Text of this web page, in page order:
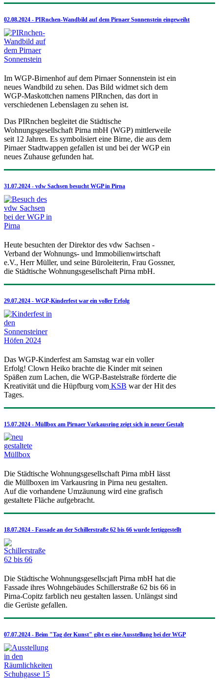
02.08.2024 - PIRnchen-Wandbild auf dem Pirnaer Sonnenstein eingeweiht
Im WGP-Birnenhof auf dem Pirnaer Sonnenstein ist ein
neues Wandbild zu sehen. Das Bild widmet sich dem
WGP-Maskottchen namens PIRnchen, das dort in
verschiedenen Lebenslagen zu sehen ist.
Das PIRnchen begleitet die Städtische
Wohnungsgesellschaft Pirna mbH (WGP) mittlerweile
seit 12 Jahren. Es symbolisiert eine Birne, die aus dem
Pirnaer Stadtwappen gefallen ist und bei der WGP ein
neues Zuhause gefunden hat.
31.07.2024 - vdw Sachsen besucht WGP in Pirna
Heute besuchten der Direktor des vdw Sachsen -
Verband der Wohnungs- und Immobilienwirtschaft
e.V., Herr Müller, und seine Büroleiterin, Frau Gossner,
die Städtische Wohnungsgesellschaft Pirna mbH.
29.07.2024 - WGP-Kinderfest war ein voller Erfolg
Das WGP-Kinderfest am Samstag war ein voller
Erfolg! Clown Heiko brachte die Kinder mit seinen
Späßen zum Lachen, die WGP-Bastelstraße förderte die
Kreativität und die Hüpfburg vom KSB war der Hit des
Tages.
15.07.2024 - Müllbox am Pirnaer Varkausring zeigt sich in neuer Gestalt
Die Städtische Wohnungsgesellschaft Pirna mbH lässt
die Müllboxen im Varkausring in Pirna neu gestalten.
Auf die vorhandene Umzäunung wird eine grafisch
gestaltete Fläche aufgebracht.
18.07.2024 - Fassade an der Schillerstraße 62 bis 66 wurde fertiggestellt
Die Städtische Wohnungsgesellscjaft Pirna mbH hat die
Fassade ihres Wohngebäudes Schillerstraße 62 bis 66 in
Pirna-Copitz farblich neu gestalten lassen. Unlängst sind
die Gerüste gefallen.
07.07.2024 - Beim "Tag der Kunst" gibt es eine Ausstellung bei der WGP